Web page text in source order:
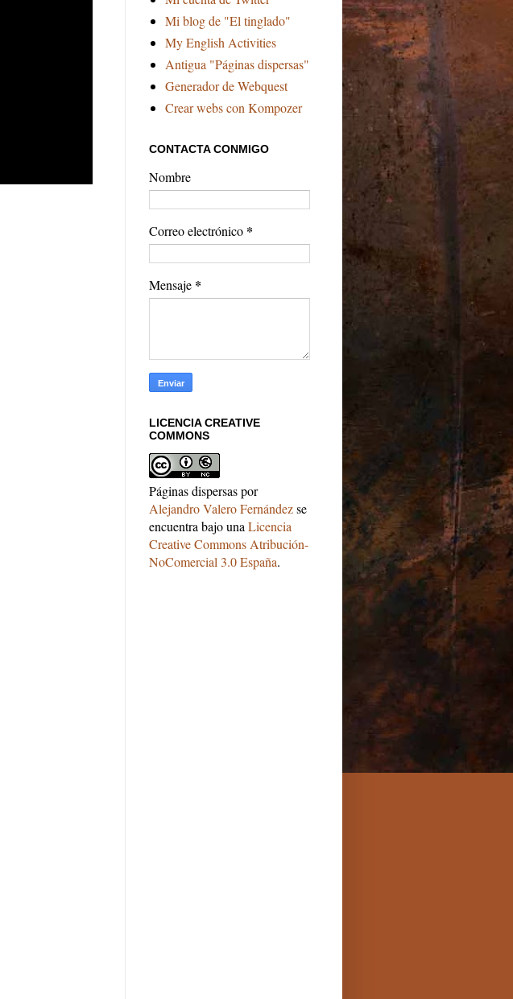
Mi blog de "El tinglado"
My English Activities
Antigua "Páginas dispersas"
Generador de Webquest
Crear webs con Kompozer
CONTACTA CONMIGO
Nombre
Correo electrónico *
Mensaje *
LICENCIA CREATIVE
COMMONS
Páginas dispersaspor
Alejandro Valero Fernándezse
encuentra bajo una Licencia
Creative Commons Atribución-
NoComercial 3.0 España.